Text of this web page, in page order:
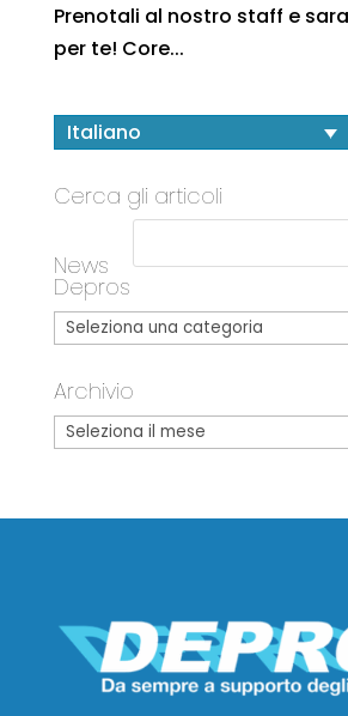
Prenotali al nostro staff e
per te! Core...
Italiano
Cerca gli articoli
News
Depros
Archivio